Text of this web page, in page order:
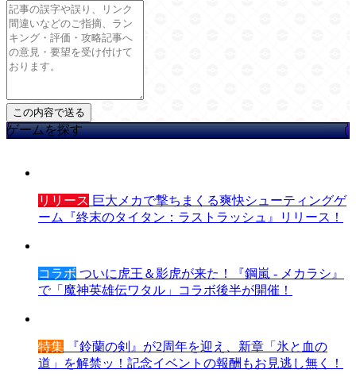
ゲームを探す
リリース 巨大メカで撃ちまくる爽快シューティングゲ
ーム『終末のタイタン：ラストラッシュ』リリース！
コラボ ついに虎王＆影虎が来た！『鋼嵐 - メカラシ』
で「魔神英雄伝ワタル」コラボ後半が開催！
特集 『鈴蘭の剣』が2周年を迎え、新章「氷と血の
道」を解禁ッ！記念イベントの報酬もお見逃し無く！